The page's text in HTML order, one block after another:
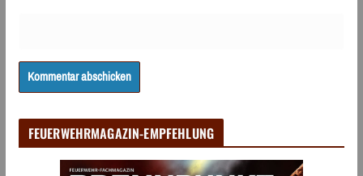
FEUERWEHRMAGAZIN-EMPFEHLUNG